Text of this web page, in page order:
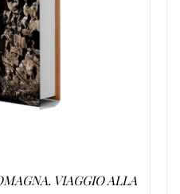
VIAGGIO ALLA